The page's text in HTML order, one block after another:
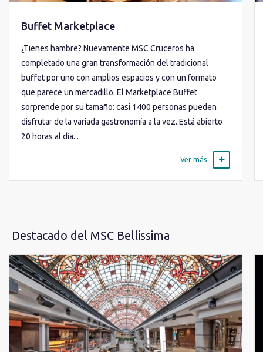
Buffet Marketplace
¿Tienes hambre? Nuevamente MSC Cruceros ha
completado una gran transformación del tradicional
buffet por uno con amplios espacios y con un formato
que parece un mercadillo. El Marketplace Buffet
sorprende por su tamaño: casi 1400 personas pueden
disfrutar de la variada gastronomía a la vez. Está abierto
20 horas al día...
Ver más
Destacado del MSC Bellissima